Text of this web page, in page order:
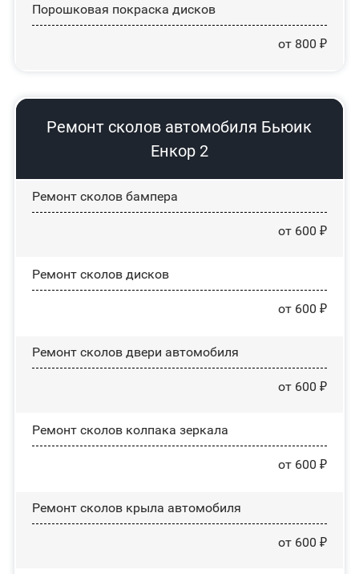
Порошковая покраска дисков
от 800 ₽
Ремонт сколов автомобиля Бьюик
Енкор 2
Ремонт сколов бампера
от 600 ₽
Ремонт сколов дисков
от 600 ₽
Ремонт сколов двери автомобиля
от 600 ₽
Ремонт сколов колпака зеркала
от 600 ₽
Ремонт сколов крыла автомобиля
от 600 ₽